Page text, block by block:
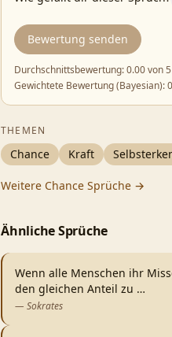
Bewertung senden
Durchschnittsbewertung:0.00von
Gewichtete Bewertung (Bayesian):
THEMEN
Chance Kraft
Weitere Chance Sprüche →
Ähnliche Sprüche
Wenn alle Menschen ihr
den gleichen Anteil zu …
— Sokrates